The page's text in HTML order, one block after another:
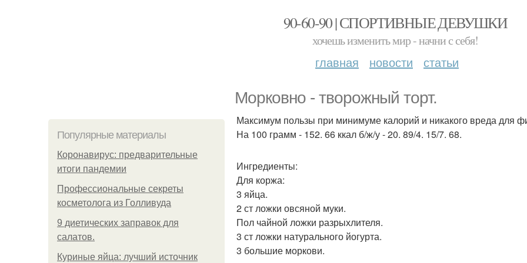
90-60-90 | СПОРТИВНЫЕ ДЕВУШКИ
хочешь изменить мир - начни с себя!
главная новости статьи
Морковно - творожный торт.
Популярные материалы
Коронавирус: предварительные
итоги пандемии
Профессиональные секреты
косметолога из Голливуда
9 диетических заправок для
салатов.
Куриные яйца: лучший источник
Максимум пользы при минимуме калорий и никакого вреда для
На 100 грамм - 152. 66 ккал б/ж/у - 20. 89/4. 15/7. 68.
Ингредиенты:
Для коржа:
3 яйца.
2 ст ложки овсяной муки.
Пол чайной ложки разрыхлителя.
3 ст ложки натурального йогурта.
3 большие моркови.